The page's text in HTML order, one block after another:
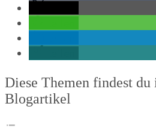
Diese Themen findest du
Blogartikel